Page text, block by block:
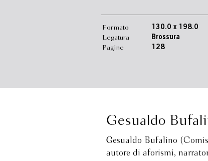
Formato
Legatura
Pagine
130.0 x 198.0
Brossura
128
Gesualdo
Gesualdo Bufalino
autore di aforismi,